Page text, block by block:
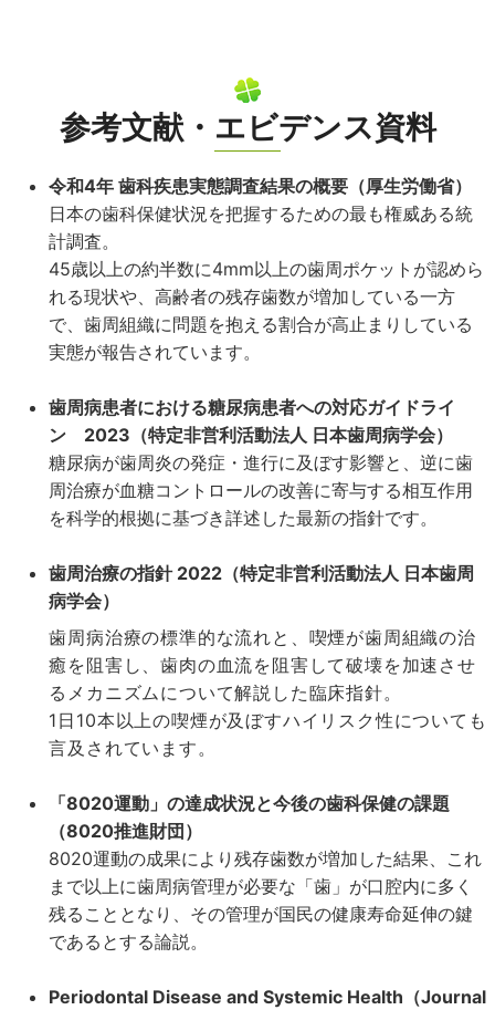
参考文献・エビデンス資料
令和4年 歯科疾患実態調査結果の概要（厚生労働省）
日本の歯科保健状況を把握するための最も権威ある統
計調査。
45歳以上の約半数に4mm以上の歯周ポケットが認めら
れる現状や、高齢者の残存歯数が増加している一方
で、歯周組織に問題を抱える割合が高止まりしている
実態が報告されています。
歯周病患者における糖尿病患者への対応ガイドライ
ン 2023（特定非営利活動法人 日本歯周病学会）
糖尿病が歯周炎の発症・進行に及ぼす影響と、逆に歯
周治療が血糖コントロールの改善に寄与する相互作用
を科学的根拠に基づき詳述した最新の指針です。
歯周治療の指針 2022（特定非営利活動法人 日本歯周
病学会）
歯周病治療の標準的な流れと、喫煙が歯周組織の治
癒を阻害し、歯肉の血流を阻害して破壊を加速させ
るメカニズムについて解説した臨床指針。
1 日 10本以上の喫煙が及ぼすハイリスク性についても
言及されています。
「8020運動」の達成状況と今後の歯科保健の課題
（8020推進財団）
8020運動の成果により残存歯数が増加した結果、これ
まで以上に歯周病管理が必要な「歯」が口腔内に多く
残ることとなり、その管理が国民の健康寿命延伸の鍵
であるとする論説。
Periodontal Disease and Systemic Health（Journal